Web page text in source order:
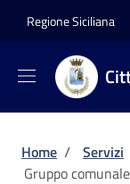
Regione Siciliana
Briciole
Home / Servizi
Gruppo